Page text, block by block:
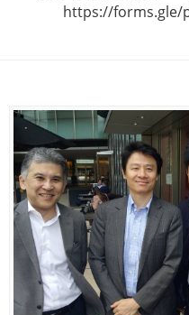
https://forms.gle/